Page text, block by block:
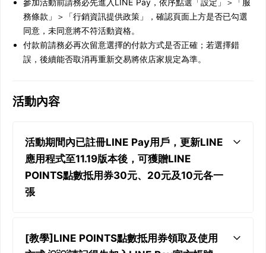
務條款」＞「行銷資訊提供政策」，確認頁面上方是否已勾選
同意，未同意將不符活動資格。
付款前請務必再次留意選擇的付款方式是否正確；若選擇錯
誤，後續能否取消再重新交易將依店家規定為準。
活動內容
活動期間內已註冊LINE Pay用戶，更新LINE
應用程式至11.19版本後，可獲贈LINE
POINTS點數抵用券30元、20元及10元各一
張
[教學]LINE POINTS點數抵用券領取及使用